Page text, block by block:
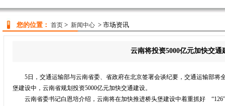
您的位置： 首页 > 新闻中心 > 市场资讯
云南将投资5000亿元加快交通
5日，交通运输部与云南省委、省政府在北京签署会谈纪要，交通运输部将
堡建设中，云南省规划投资5000亿元加快交通建设。
云南省委书记白恩培介绍，云南将在加快推进桥头堡建设中着重抓好 “126”